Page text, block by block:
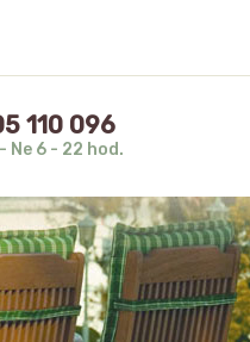
110 096
Ne 6 - 22 hod.